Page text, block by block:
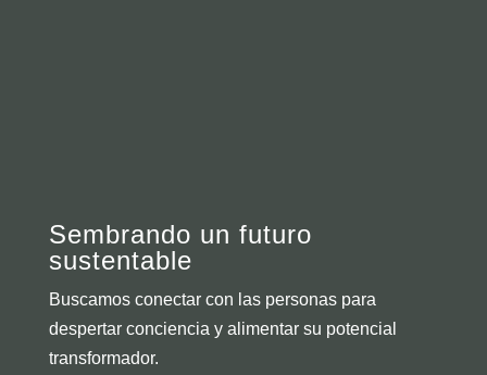
Sembrando un futuro
sustentable
Buscamos conectar con las personas para
despertar conciencia y alimentar su potencial
transformador.